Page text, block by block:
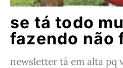
se tá todo
fazendo não
newsletter tá em alta pq